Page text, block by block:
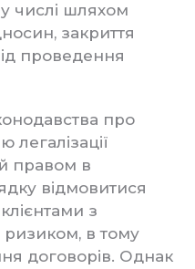
числі шляхом
закриття
проведення
про
легалізації
правом в
відмовитися
з
в тому
договорів. Однак